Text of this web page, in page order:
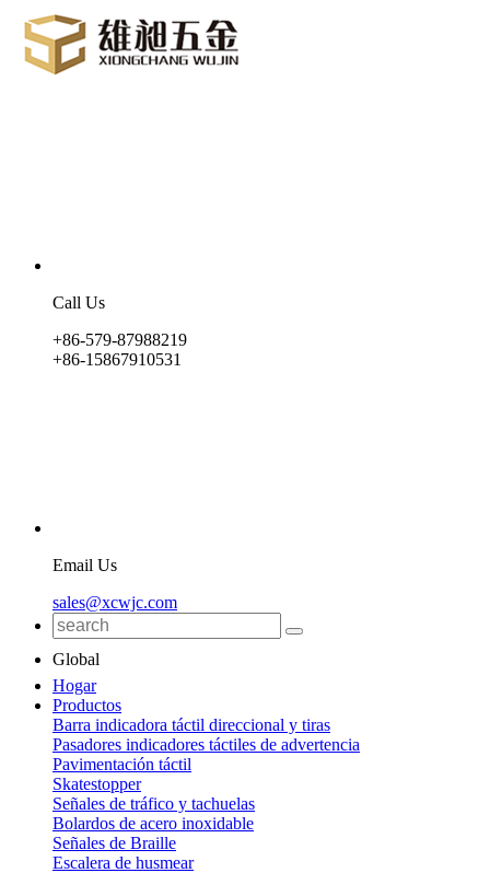
Call Us
+86-579-87988219
+86-15867910531
Email Us
sales@xcwjc.com
Global
Hogar
Productos
Barra indicadora táctil direccional y tiras
Pasadores indicadores táctiles de advertencia
Pavimentación táctil
Skatestopper
Señales de tráfico y tachuelas
Bolardos de acero inoxidable
Señales de Braille
Escalera de husmear